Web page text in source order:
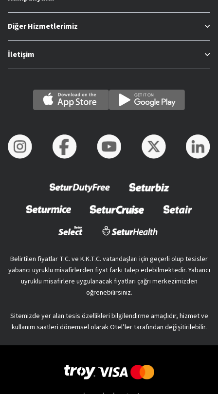
Diğer Hizmetlerimiz
İletişim
Belirtilen fiyatlar T.C. ve K.K.T.C. vatandaşları için geçerli olup tesisler
yabancı uyruklu misafirlerden fiyat farkı talep edebilmektedir. Yabancı
uyruklu misafirlere uygulanacak fiyatları çağrı merkezimizden
öğrenebilirsiniz.
Sitemizde yer alan tesis özellikleri bilgilendirme amaçlıdır, hizmet ve
kullanım saatleri dönemsel olarak Otel’ler tarafından değişitirilebilir.